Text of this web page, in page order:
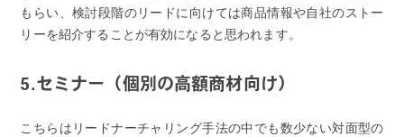
もらい、検討段階のリードに向けては商品情報や自社のストー
リーを紹介することが有効になると思われます。
5.セミナー（個別の高額商材向け）
こちらはリードナーチャリング手法の中でも数少ない対面型の